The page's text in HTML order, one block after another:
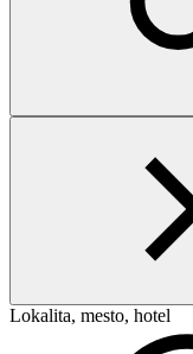
Lokalita, mesto, hotel